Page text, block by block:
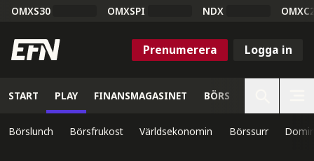
OMXS30 OMXSPI NDX
Prenumerera Logga in
START PLAY FINANSMAGASINET BÖRS
Börslunch Börsfrukost Världsekonomin Börssurr